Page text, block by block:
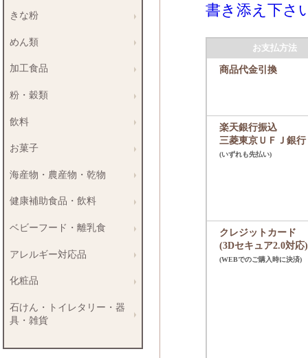
書き添え下さ
お支払方法
商品代金引換
楽天銀行振込
三菱東京ＵＦＪ銀行
(いずれも先払い)
クレジットカード
(3Dセキュア2.0対応)
(WEBでのご購入時に決済)
きな粉
めん類
加工食品
粉・穀類
飲料
お菓子
海産物・農産物・乾物
健康補助食品・飲料
ベビーフード・離乳食
アレルギー対応品
化粧品
石けん・トイレタリー・器
具・雑貨